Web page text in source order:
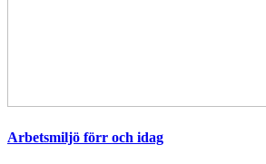
Arbetsmiljö förr och idag